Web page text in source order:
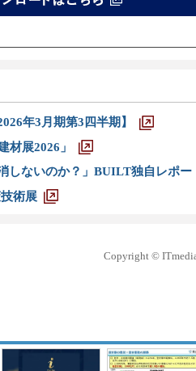
年3月期第3四半期】
材展2026」
しないのか？」BUILT独自レポー
術展
Copyright ©